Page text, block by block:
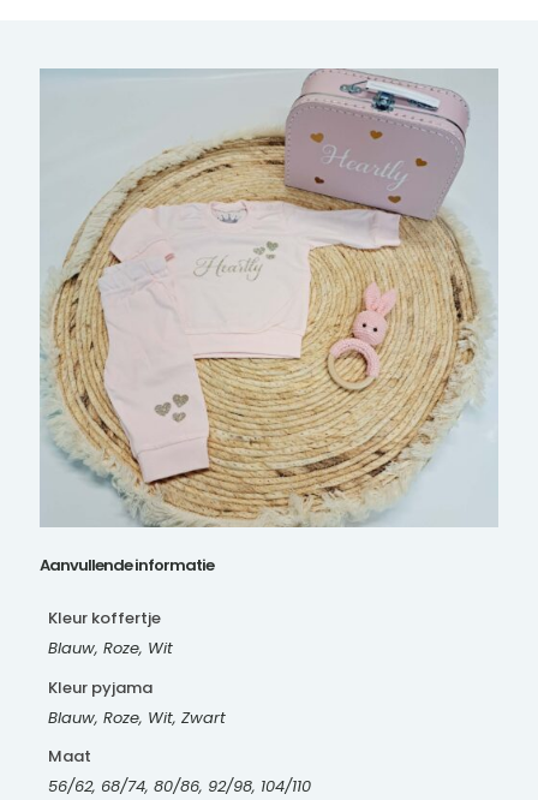
Aanvullende informatie
Kleur koffertje
Blauw, Roze, Wit
Kleur pyjama
Blauw, Roze, Wit, Zwart
Maat
56/62, 68/74, 80/86, 92/98, 104/110